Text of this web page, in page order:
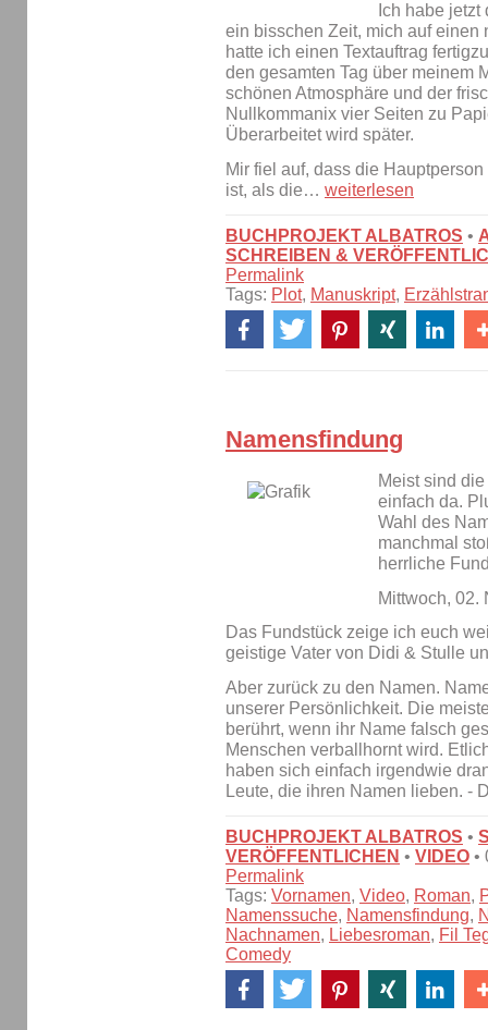
Ich habe
ein bisschen Zeit, mich auf einen
hatte ich einen Textauftrag
den gesamten Tag über meinem
schönen Atmosphäre und der
Nullkommanix vier Seiten zu
Überarbeitet wird später.
Mir fiel auf, dass die
ist, als die… weiterlesen
BUCHPROJEKT ALBATROS •
SCHREIBEN &
Permalink
Tags: Plot, Manuskript,
Namensfindung
Meist sind
einfach da.
Wahl des
manchmal
herrliche
Mittwoch, 02.
Das Fundstück zeige ich euch
geistige Vater von Didi & Stulle
Aber zurück zu den Namen.
unserer Persönlichkeit. Die
berührt, wenn ihr Name falsch
Menschen verballhornt wird.
haben sich einfach irgendwie
Leute, die ihren Namen lieben.
BUCHPROJEKT ALBATROS •
VERÖFFENTLICHEN • VIDEO •
Permalink
Tags: Vornamen, Video, Roman,
Namenssuche, Namensfindung,
Nachnamen, Liebesroman, Fil
Comedy